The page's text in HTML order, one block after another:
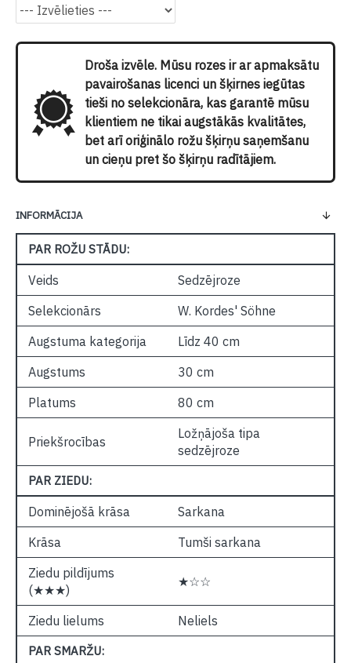
Droša izvēle. Mūsu rozes ir ar apmaksātu
pavairošanas licenci un šķirnes iegūtas
tieši no selekcionāra, kas garantē mūsu
klientiem ne tikai augstākās kvalitātes,
bet arī oriģinālo rožu šķirņu saņemšanu
un cieņu pret šo šķirņu radītājiem.
INFORMĀCIJA
PAR ROŽU STĀDU:
Veids
Sedzējroze
Selekcionārs
W. Kordes' Söhne
Augstuma kategorija
Līdz 40 cm
Augstums
30 cm
Platums
80 cm
Priekšrocības
Ložņājoša tipa
sedzējroze
PAR ZIEDU:
Dominējošā krāsa
Sarkana
Krāsa
Tumši sarkana
Ziedu pildījums
(★★★)
★☆☆
Ziedu lielums Neliels
PAR SMARŽU: